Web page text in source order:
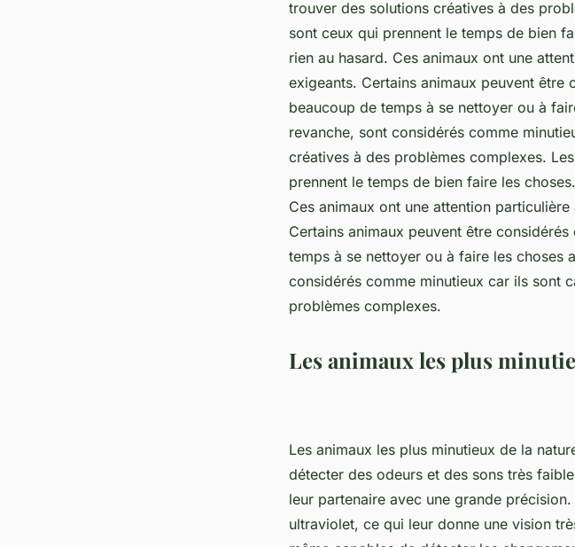
trouver des solutions créatives à des
sont ceux qui prennent le temps de bien
rien au hasard. Ces animaux ont une
exigeants. Certains animaux peuvent
beaucoup de temps à se nettoyer ou à
revanche, sont considérés comme
créatives à des problèmes complexes.
prennent le temps de bien faire les
Ces animaux ont une attention
Certains animaux peuvent être
temps à se nettoyer ou à faire les choses
considérés comme minutieux car ils sont
problèmes complexes.
Les animaux les plus
Les animaux les plus minutieux de la
détecter des odeurs et des sons très
leur partenaire avec une grande
ultraviolet, ce qui leur donne une vision